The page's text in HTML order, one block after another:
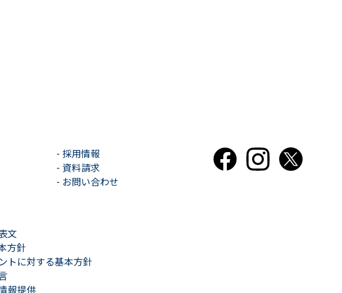
- 採用情報
- 資料請求
- お問い合わせ
文
方針
トに対する基本方針
報提供